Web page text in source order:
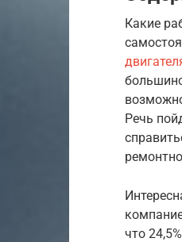
Какие
Речь
что